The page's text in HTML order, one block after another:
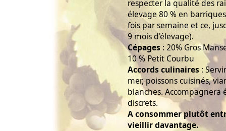
respecter la qualité des
élevage 80 % en
fois par semaine et ce,
9 mois d'élevage).
Cépages : 20% Gros
10 % Petit Courbu
Accords culinaires :
mer, poissons cuisinés,
blanches.
discrets.
A consommer plutôt
vieillir davantage.